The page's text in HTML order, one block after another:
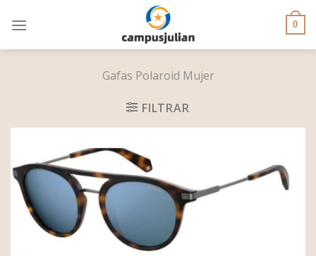
0
Gafas Polaroid Mujer
FILTRAR